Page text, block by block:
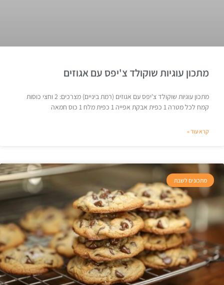
מתכון עוגיות שוקולד צ'יפס עם אגוזים
מתכון עוגיות שוקולד צ'יפס עם אגוזים (רמת ביניים) מצרכים: 2 וחצי כוסות
קמח לכל מטרה 1 כפית אבקת אפייה 1 כפית מלח 1 כוס חמאה
קרא עוד »
מתכונים לשבת